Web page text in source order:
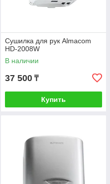
Сушилка для рук Almacom
HD-2008W
В наличии
37 500 ₸
Купить